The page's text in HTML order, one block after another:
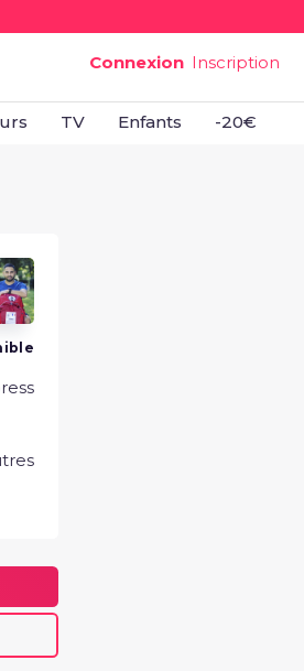
Connexion Inscription
TV Enfants -20€